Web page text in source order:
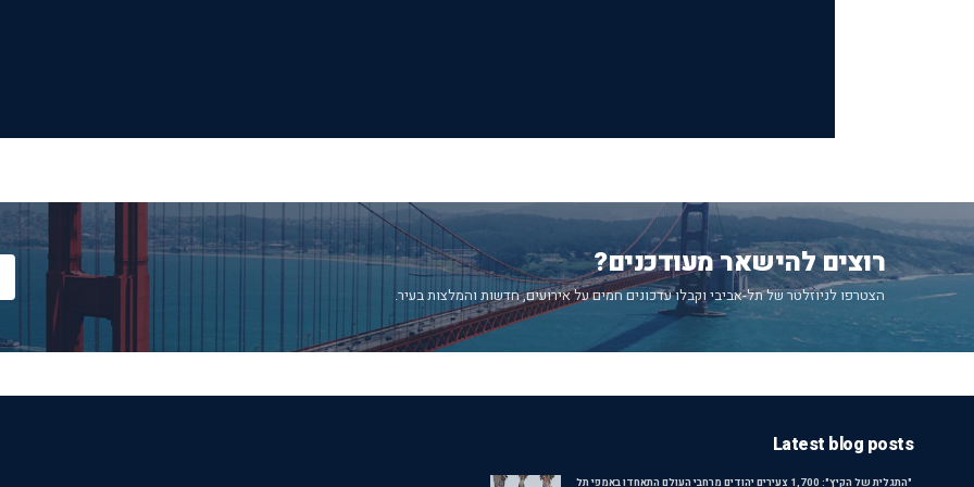
רוצים להישאר מעודכנים?
הצטרפו לניוזלטר של תל-אביבי וקבלו עדכונים חמים על אירועים, חדשות והמלצות בעיר.
Latest blog posts
"התגלית של הקיץ": 1,700 צעירים יהודים מרחבי העולם התאחדו באמפי תל